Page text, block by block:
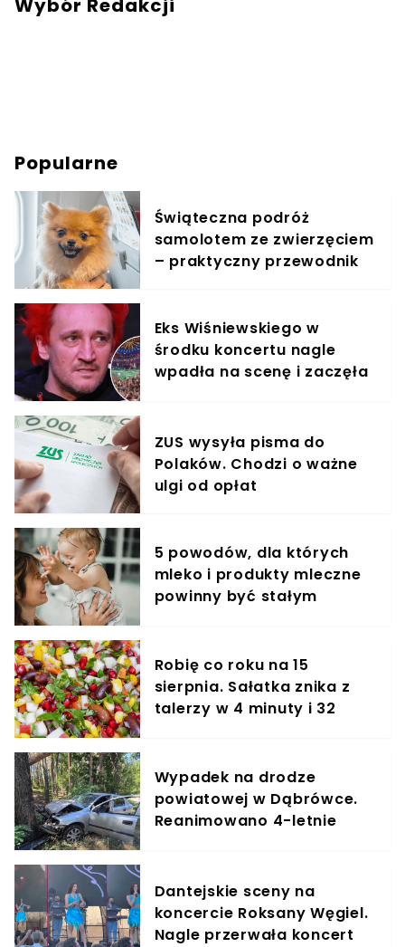
Wybór Redakcji
Popularne
Świąteczna podróż
samolotem ze zwierzęciem
– praktyczny przewodnik
Eks Wiśniewskiego w
środku koncertu nagle
wpadła na scenę i zaczęła
ZUS wysyła pisma do
Polaków. Chodzi o ważne
ulgi od opłat
5 powodów, dla których
mleko i produkty mleczne
powinny być stałym
Robię co roku na 15
sierpnia. Sałatka znika z
talerzy w 4 minuty i 32
Wypadek na drodze
powiatowej w Dąbrówce.
Reanimowano 4-letnie
Dantejskie sceny na
koncercie Roksany Węgiel.
Nagle przerwała koncert